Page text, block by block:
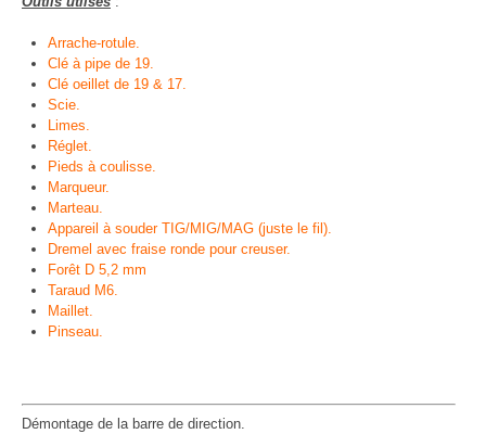
Arrache-rotule.
Clé à pipe de 19.
Clé oeillet de 19 & 17.
Scie.
Limes.
Réglet.
Pieds à coulisse.
Marqueur.
Marteau.
Appareil à souder TIG/MIG/MAG (juste le fil).
Dremel avec fraise ronde pour creuser.
Forêt D 5,2 mm
Taraud M6.
Maillet.
Pinseau.
Démontage de la barre de direction.